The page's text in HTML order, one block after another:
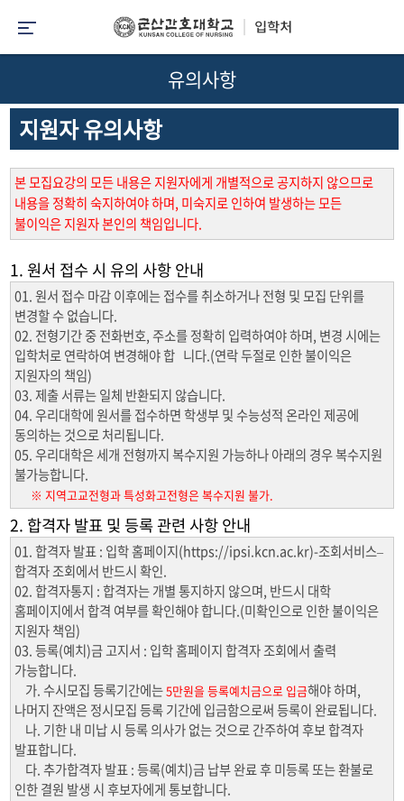
유의사항
지원자 유의사항
본 모집요강의 모든 내용은 지원자에게 개별적으로 공지하지 않으므로
내용을 정확히 숙지하여야 하며, 미숙지로 인하여 발생하는 모든
불이익은 지원자 본인의 책임입니다.
1. 원서 접수 시 유의 사항 안내
01. 원서 접수 마감 이후에는 접수를 취소하거나 전형 및 모집 단위를
변경할 수 없습니다.
02. 전형기간 중 전화번호, 주소를 정확히 입력하여야 하며, 변경 시에는
입학처로 연락하여 변경해야 합 니다.(연락 두절로 인한 불이익은
지원자의 책임)
03. 제출 서류는 일체 반환되지 않습니다.
04. 우리대학에 원서를 접수하면 학생부 및 수능성적 온라인 제공에
동의하는 것으로 처리됩니다.
05. 우리대학은 세개 전형까지 복수지원 가능하나 아래의 경우 복수지원
불가능합니다.
※ 지역고교전형과 특성화고전형은 복수지원 불가.
2. 합격자 발표 및 등록 관련 사항 안내
01. 합격자 발표 : 입학 홈페이지(https://ipsi.kcn.ac.kr)-조회서비스–
합격자 조회에서 반드시 확인.
02. 합격자통지 : 합격자는 개별 통지하지 않으며, 반드시 대학
홈페이지에서 합격 여부를 확인해야 합니다.(미확인으로 인한 불이익은
지원자 책임)
03. 등록(예치)금 고지서 : 입학 홈페이지 합격자 조회에서 출력
가능합니다.
가. 수시모집 등록기간에는5만원을 등록예치금으로 입금해야 하며,
나머지 잔액은 정시모집 등록 기간에 입금함으로써 등록이 완료됩니다.
나. 기한 내 미납 시 등록 의사가 없는 것으로 간주하여 후보 합격자
발표합니다.
다. 추가합격자 발표 : 등록(예치)금 납부 완료 후 미등록 또는 환불로
인한 결원 발생 시 후보자에게 통보합니다.